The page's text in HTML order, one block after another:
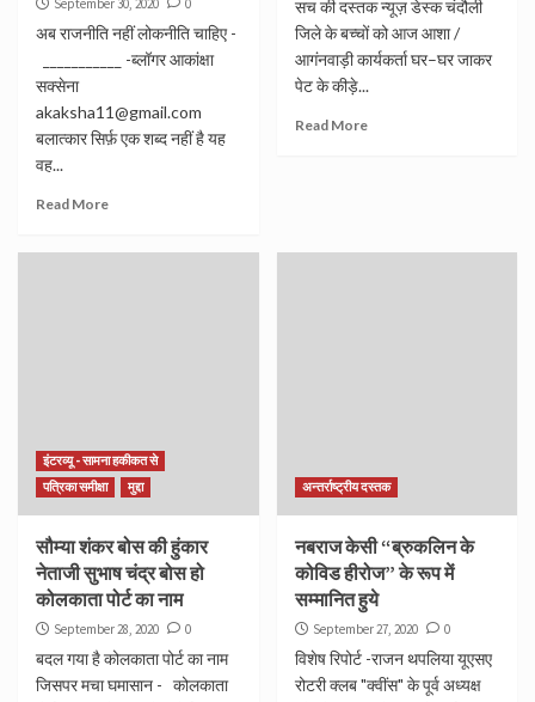
September 30, 2020 0
अब राजनीति नहीं लोकनीति चाहिए -
___________ -ब्लॉगर आकांक्षा
सक्सेना
akaksha11@gmail.com
बलात्कार सिर्फ़ एक शब्द नहीं है यह
वह...
Read More
सच की दस्तक न्यूज़ डेस्क चंदौली
जिले के बच्चों को आज आशा /
आगंनवाड़ी कार्यकर्ता घर–घर जाकर
पेट के कीड़े...
Read More
इंटरव्यू - सामना हकीकत से
पत्रिका समीक्षा
मुद्दा
सौम्या शंकर बोस की हुंकार
नेताजी सुभाष चंद्र बोस हो
कोलकाता पोर्ट का नाम
September 28, 2020 0
बदल गया है कोलकाता पोर्ट का नाम
जिसपर मचा घमासान - कोलकाता
अन्तर्राष्ट्रीय दस्तक
नबराज केसी “ब्रुकलिन के
कोविड हीरोज” के रूप में
सम्मानित हुये
September 27, 2020 0
विशेष रिपोर्ट -राजन थपलिया यूएसए
रोटरी क्लब "क्वींस" के पूर्व अध्यक्ष